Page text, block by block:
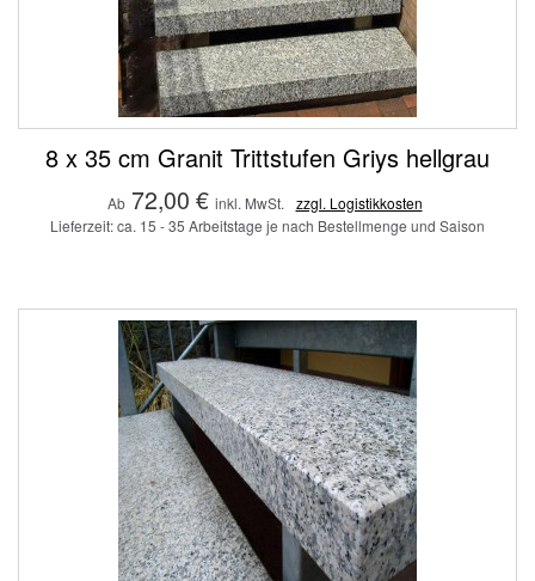
8 x 35 cm Granit Trittstufen Griys hellgrau
Ab 72,00 € inkl. MwSt.
zzgl. Logistikkosten
Lieferzeit: ca. 15 - 35 Arbeitstage je nach Bestellmenge und Saison